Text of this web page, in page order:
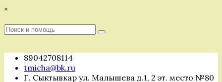
Перейти
содержимому
×
Поиск
Поиск
89042708114
tmicha@bk.ru
Г. Сыктывкар ул. Малышева д.1, 2 эт. место №80